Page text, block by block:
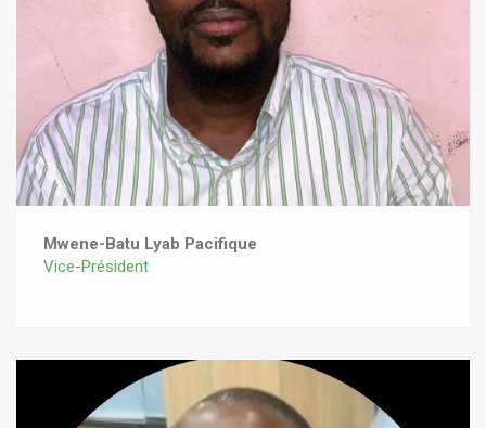
Mwene-Batu Lyab Pacifique
Vice-Président